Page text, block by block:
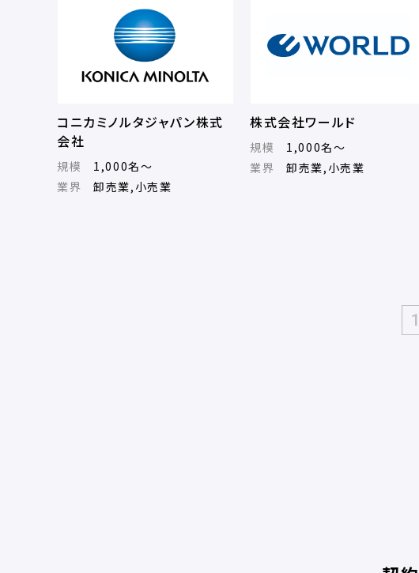
コニカミノルタジャパン株式
会社
規模
1,000名～
業界
卸売業,小売業
株式会社ワールド
規模
1,000名～
業界
卸売業,小売業
1